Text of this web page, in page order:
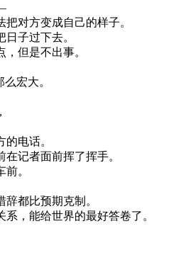
把对方变成自己的样子。
日子过下去。
， 但是不出事。
么宏大。
，
的电话。
在记者面前挥了挥手。
前。
辞都比预期克制 。
系 ， 能给世界的最好答卷了。